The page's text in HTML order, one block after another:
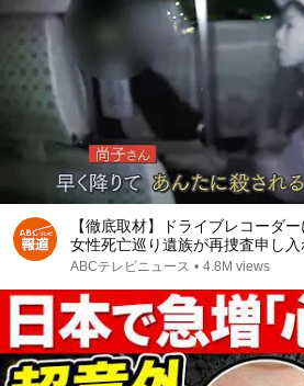
【徹底取材】ドライブレコーダ
女性死亡巡り遺族が再捜査申し
事で不起訴も…民事訴訟は暴行を
ABCテレビニュース • 4.8M views